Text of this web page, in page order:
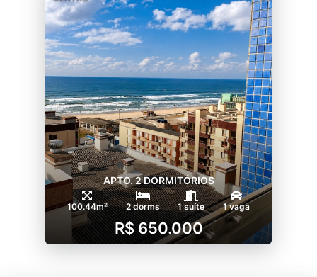
APTO. 2 DORMITÓRIOS
100.44m² 2 dorms 1 suíte 1 vaga
R$ 650.000